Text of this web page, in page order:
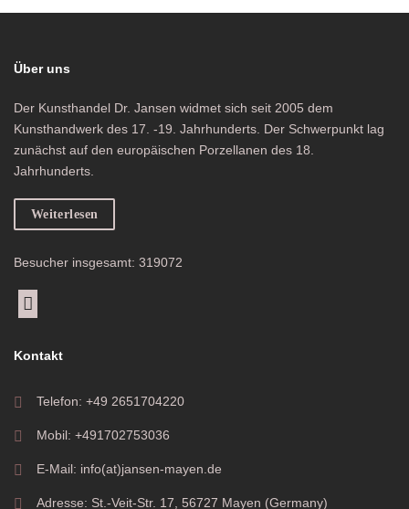
Über uns
Der Kunsthandel Dr. Jansen widmet sich seit 2005 dem
Kunsthandwerk des 17. -19. Jahrhunderts. Der Schwerpunkt lag
zunächst auf den europäischen Porzellanen des 18.
Jahrhunderts.
Weiterlesen
Besucher insgesamt: 319072
Kontakt
Telefon: +49 2651704220
Mobil: +491702753036
E-Mail: info(at)jansen-mayen.de
Adresse: St.-Veit-Str. 17, 56727 Mayen (Germany)